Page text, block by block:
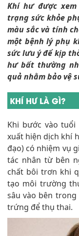
Khí hư được
trạng sức khỏe
màu sắc và tính
một bệnh lý phụ
sức lưu ý để kịp
hư bất thường
quả nhằm bảo vệ
KHÍ HƯ LÀ GÌ?
Khi bước vào
xuất hiện dịch khí
đạo) có nhiệm vụ
tác nhân từ bên
chất bôi trơn khi
tạo môi trường
sâu vào bên
trứng để thụ thai.